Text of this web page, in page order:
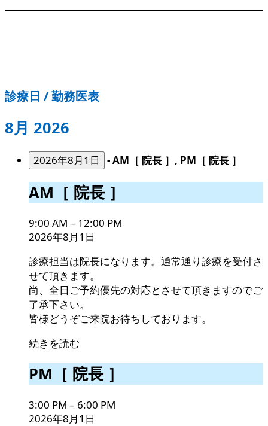
診療日 / 勤務医表
8月 2026
2026年8月1日 -AM［ 院長 ］, PM［ 院長 ］
AM［
院
長
］
AM［ 院長 ］
9:00 AM – 12:00 PM
2026年8月1日
診療担当は院長になります。通常通り診療を受付さ
せて頂きます。
尚、全日ご予約優先の対応とさせて頂きますのでご
了承下さい。
皆様どうぞご来院お待ちしております。
続きを読む
PM［
院
長
］
PM［ 院長 ］
3:00 PM – 6:00 PM
2026年8月1日